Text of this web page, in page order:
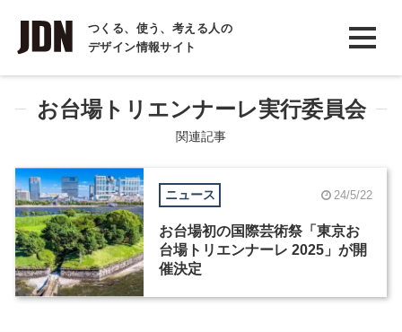
つくる、使う、考える人の
デザイン情報サイト
INTERVIEW
インタビュー
REPORT
COLUMN
コラム
お台場トリエンナーレ実行委員会
関連記事
ニュース 24/5/22
お台場初の国際芸術祭「東京お
台場トリエンナーレ 2025」が開
催決定